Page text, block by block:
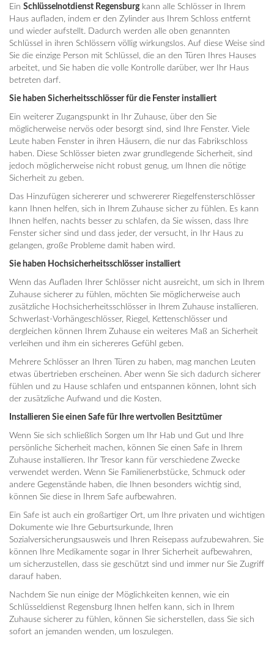
Ein Schlüsselnotdienst Regensburgkann alle Schlösser in Ihrem
Haus aufladen, indem er den Zylinder aus Ihrem Schloss entfernt
und wieder aufstellt. Dadurch werden alle oben genannten
Schlüssel in ihren Schlössern völlig wirkungslos. Auf diese Weise sind
Sie die einzige Person mit Schlüssel, die an den Türen Ihres Hauses
arbeitet, und Sie haben die volle Kontrolle darüber, wer Ihr Haus
betreten darf.
Sie haben Sicherheitsschlösser für die Fenster installiert
Ein weiterer Zugangspunkt in Ihr Zuhause, über den Sie
möglicherweise nervös oder besorgt sind, sind Ihre Fenster. Viele
Leute haben Fenster in ihren Häusern, die nur das Fabrikschloss
haben. Diese Schlösser bieten zwar grundlegende Sicherheit, sind
jedoch möglicherweise nicht robust genug, um Ihnen die nötige
Sicherheit zu geben.
Das Hinzufügen sichererer und schwererer Riegelfensterschlösser
kann Ihnen helfen, sich in Ihrem Zuhause sicher zu fühlen. Es kann
Ihnen helfen, nachts besser zu schlafen, da Sie wissen, dass Ihre
Fenster sicher sind und dass jeder, der versucht, in Ihr Haus zu
gelangen, große Probleme damit haben wird.
Sie haben Hochsicherheitsschlösser installiert
Wenn das Aufladen Ihrer Schlösser nicht ausreicht, um sich in Ihrem
Zuhause sicherer zu fühlen, möchten Sie möglicherweise auch
zusätzliche Hochsicherheitsschlösser in Ihrem Zuhause installieren.
Schwerlast-Vorhängeschlösser, Riegel, Kettenschlösser und
dergleichen können Ihrem Zuhause ein weiteres Maß an Sicherheit
verleihen und ihm ein sichereres Gefühl geben.
Mehrere Schlösser an Ihren Türen zu haben, mag manchen Leuten
etwas übertrieben erscheinen. Aber wenn Sie sich dadurch sicherer
fühlen und zu Hause schlafen und entspannen können, lohnt sich
der zusätzliche Aufwand und die Kosten.
Installieren Sie einen Safe für Ihre wertvollen Besitztümer
Wenn Sie sich schließlich Sorgen um Ihr Hab und Gut und Ihre
persönliche Sicherheit machen, können Sie einen Safe in Ihrem
Zuhause installieren. Ihr Tresor kann für verschiedene Zwecke
verwendet werden. Wenn Sie Familienerbstücke, Schmuck oder
andere Gegenstände haben, die Ihnen besonders wichtig sind,
können Sie diese in Ihrem Safe aufbewahren.
Ein Safe ist auch ein großartiger Ort, um Ihre privaten und wichtigen
Dokumente wie Ihre Geburtsurkunde, Ihren
Sozialversicherungsausweis und Ihren Reisepass aufzubewahren. Sie
können Ihre Medikamente sogar in Ihrer Sicherheit aufbewahren,
um sicherzustellen, dass sie geschützt sind und immer nur Sie Zugriff
darauf haben.
Nachdem Sie nun einige der Möglichkeiten kennen, wie ein
Schlüsseldienst Regensburg Ihnen helfen kann, sich in Ihrem
Zuhause sicherer zu fühlen, können Sie sicherstellen, dass Sie sich
sofort an jemanden wenden, um loszulegen.